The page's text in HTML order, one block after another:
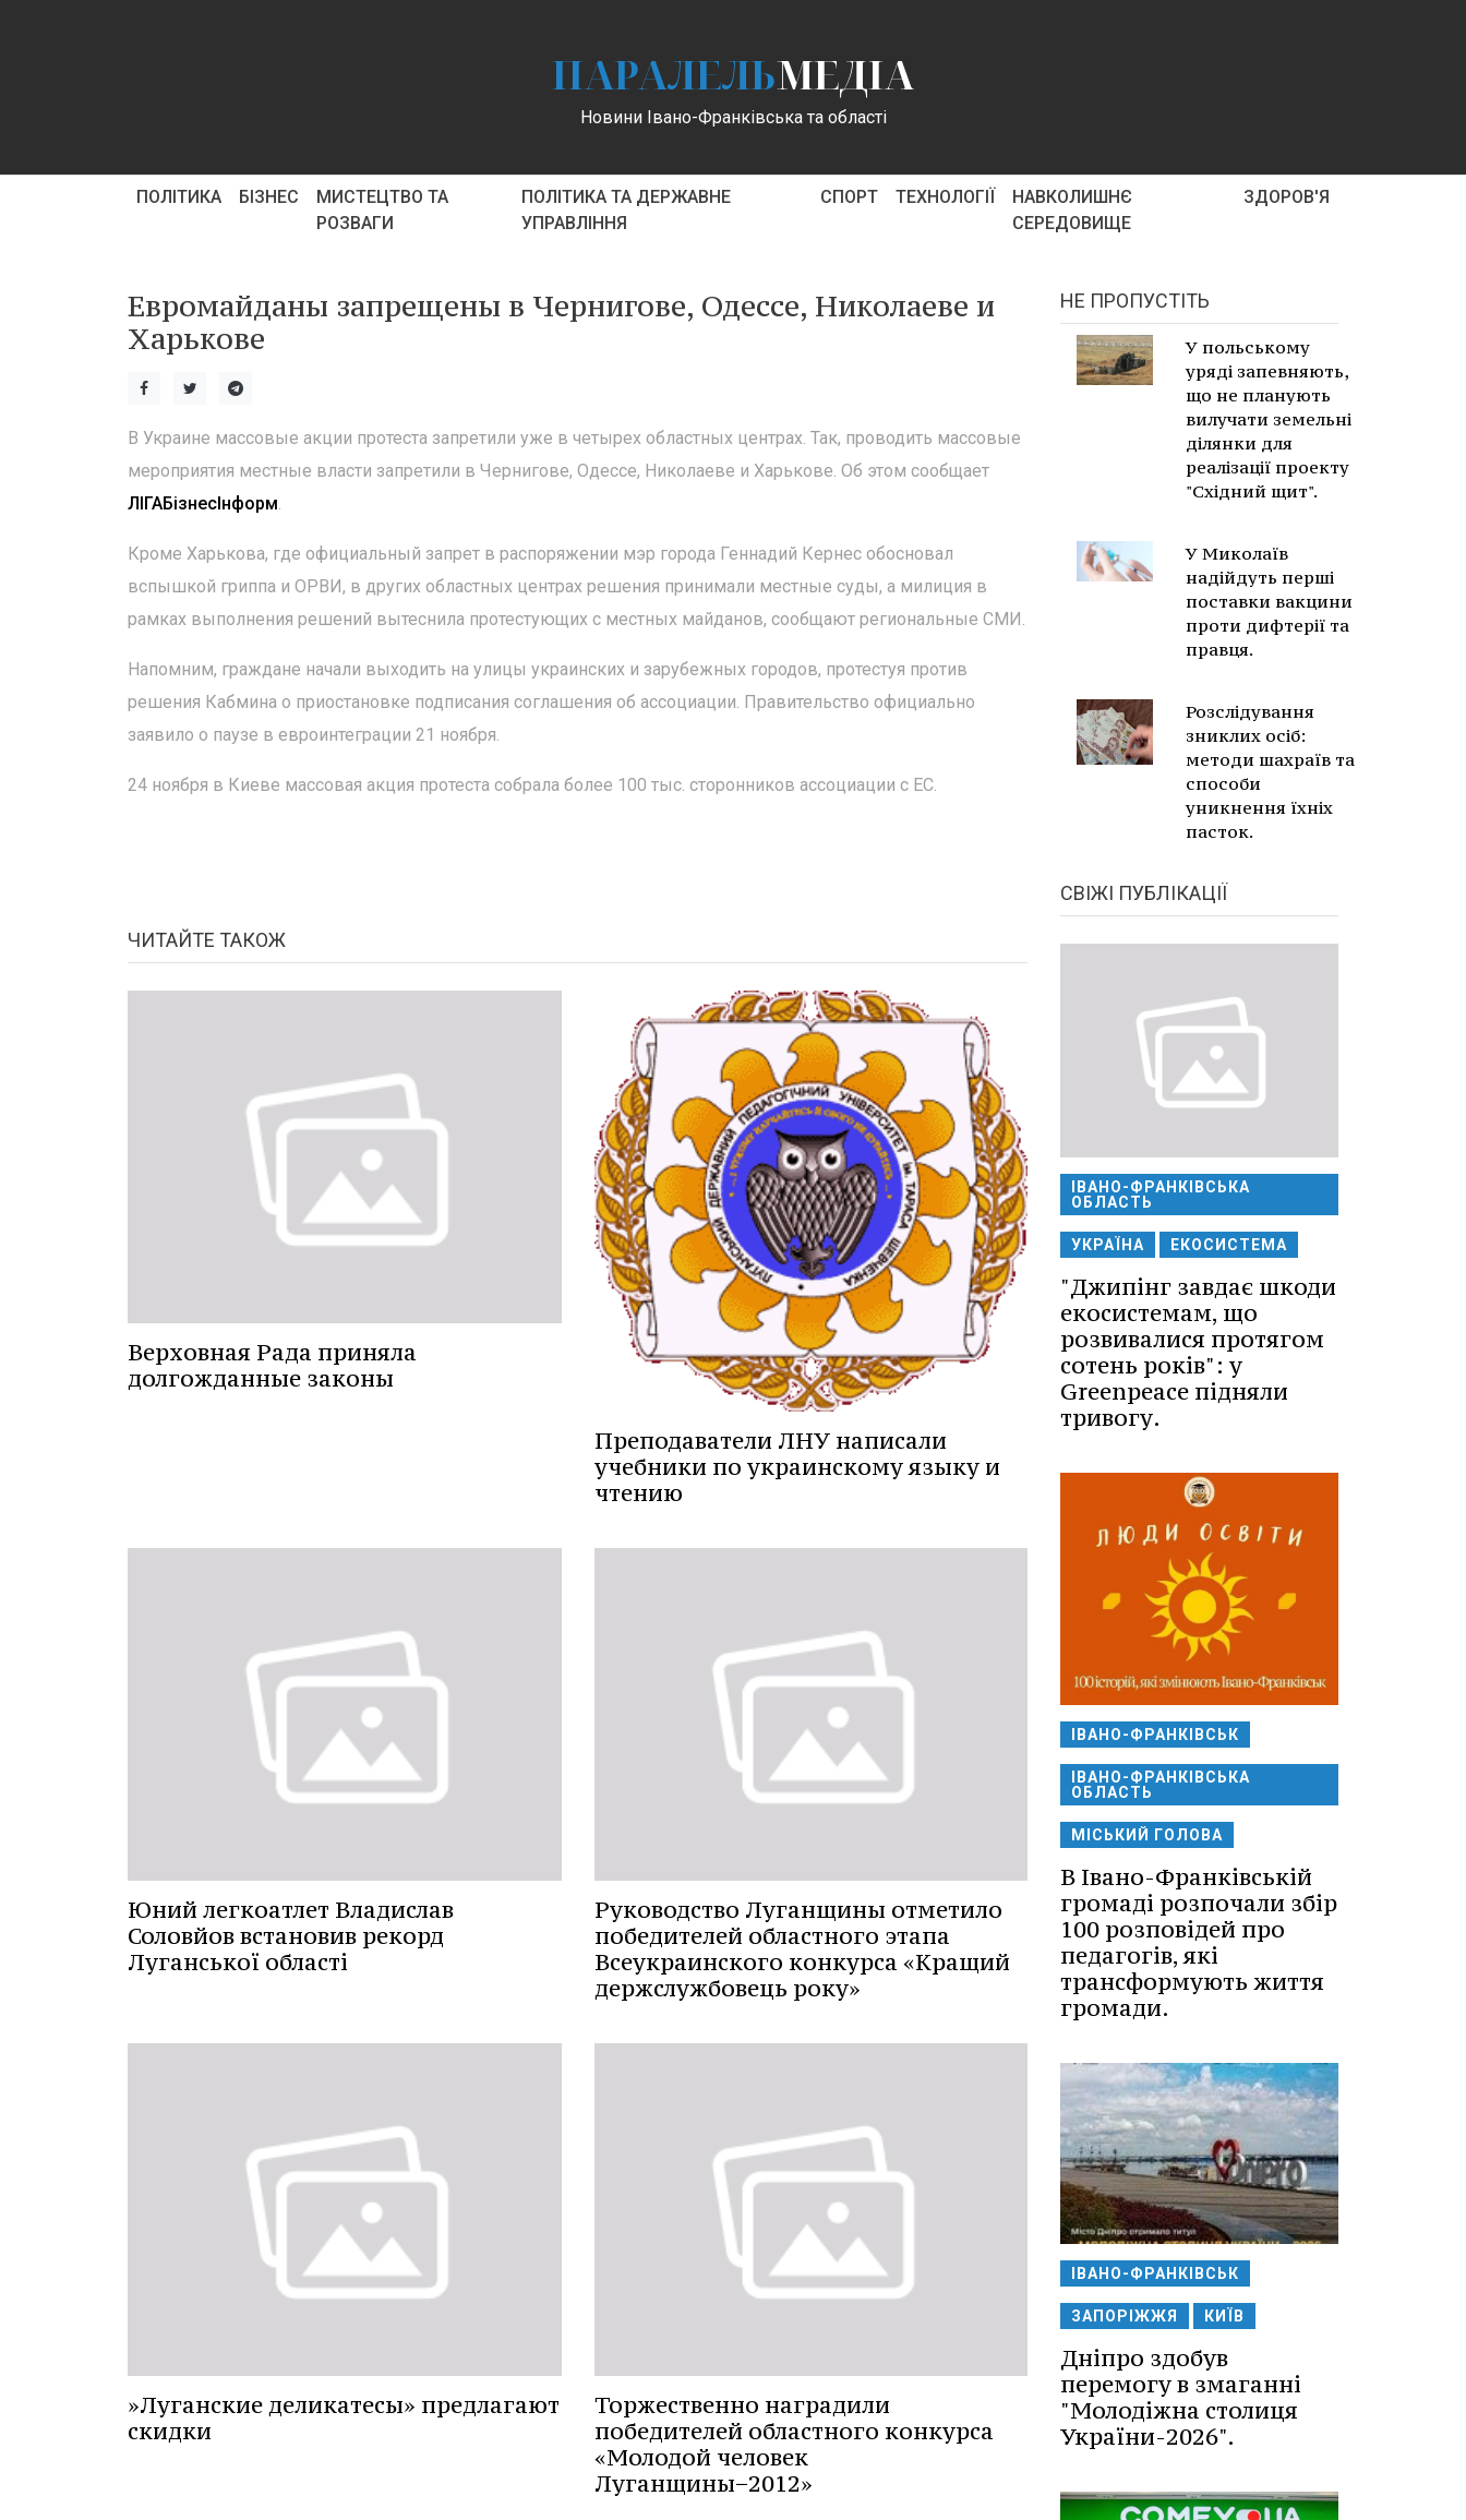
ПАРАЛЕЛЬМЕДІА
Новини Івано-Франківська та області
ПОЛІТИКА БІЗНЕС
МИСТЕЦТВО ТА
РОЗВАГИ
ПОЛІТИКА ТА ДЕРЖАВНЕ
УПРАВЛІННЯ
СПОРТ ТЕХНОЛОГІЇ
НАВКОЛИШНЄ
СЕРЕДОВИЩЕ
ЗДОРОВ'Я
Евромайданы запрещены в Чернигове, Одессе, Николаеве и
Харькове
В Украине массовые акции протеста запретили уже в четырех областных центрах. Так, проводить массовые
мероприятия местные власти запретили в Чернигове, Одессе, Николаеве и Харькове. Об этом сообщает
ЛIГАБiзнесIнформ.
Кроме Харькова, где официальный запрет в распоряжении мэр города Геннадий Кернес обосновал
вспышкой гриппа и ОРВИ, в других областных центрах решения принимали местные суды, а милиция в
рамках выполнения решений вытеснила протестующих с местных майданов, сообщают региональные СМИ.
Напомним, граждане начали выходить на улицы украинских и зарубежных городов, протестуя против
решения Кабмина о приостановке подписания соглашения об ассоциации. Правительство официально
заявило о паузе в евроинтеграции 21 ноября.
24 ноября в Киеве массовая акция протеста собрала более 100 тыс. сторонников ассоциации с ЕС.
ЧИТАЙТЕ ТАКОЖ
Верховная Рада приняла
долгожданные законы
Преподаватели ЛНУ написали
учебники по украинскому языку и
чтению
Юний легкоатлет Владислав
Соловйов встановив рекорд
Луганської області
Руководство Луганщины отметило
победителей областного этапа
Всеукраинского конкурса «Кращий
держслужбовець року»
»Луганские деликатесы» предлагают
скидки
Торжественно наградили
победителей областного конкурса
«Молодой человек
Луганщины−2012»
НЕ ПРОПУСТІТЬ
У польському
уряді запевняють,
що не планують
вилучати земельні
ділянки для
реалізації проекту
"Східний щит".
У Миколаїв
надійдуть перші
поставки вакцини
проти дифтерії та
правця.
Розслідування
зниклих осіб:
методи шахраїв та
способи
уникнення їхніх
пасток.
СВІЖІ ПУБЛІКАЦІЇ
ІВАНО-ФРАНКІВСЬКА
ОБЛАСТЬ
УКРАЇНА ЕКОСИСТЕМА
"Джипінг завдає шкоди
екосистемам, що
розвивалися протягом
сотень років": у
Greenpeace підняли
тривогу.
ІВАНО-ФРАНКІВСЬК
ІВАНО-ФРАНКІВСЬКА
ОБЛАСТЬ
МІСЬКИЙ ГОЛОВА
В Івано-Франківській
громаді розпочали збір
100 розповідей про
педагогів, які
трансформують життя
громади.
ІВАНО-ФРАНКІВСЬК
ЗАПОРІЖЖЯ КИЇВ
Дніпро здобув
перемогу в змаганні
"Молодіжна столиця
України-2026".